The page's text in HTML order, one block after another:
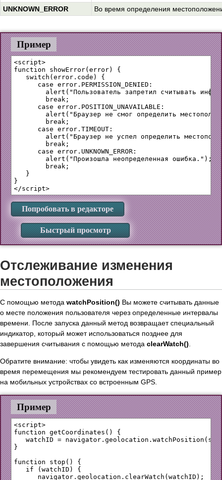
UNKNOWN_ERROR
Во время определения
Пример
<script>
function showError(error) {
   switch(error.code) {
      case error.PERMISSION_DENIED:
      case error.POSITION_UNAVAILABLE:
      case error.TIMEOUT:
      case error.UNKNOWN_ERROR:
   }
}
Попробовать в редакторе
Быстрый просмотр
Отслеживание изменения
местоположения
С помощью метода watchPosition() Вы можете считывать данные
о месте положения пользователя через определенные интервалы
времени. После запуска данный метод возвращает специальный
индикатор, который может использоваться позднее для
завершения считывания с помощью метода clearWatch()
Обратите внимание: чтобы увидеть как изменяются координаты во
время перемещения мы рекомендуем тестировать данный пример
на мобильных устройствах со встроенным GPS.
Пример
<script>
function getCoordinates() {
watchID =
}
function stop() {
   if (watchID) {
      navigator.geolocation.clearWatch(watchID);